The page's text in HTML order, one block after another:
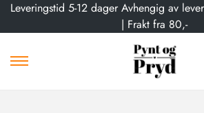
Leveringstid 5-12 dager Avhengig av
| Frakt fra 80,-